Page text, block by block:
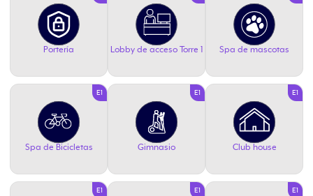
Portería Lobby de acceso Torre 1 Spa de mascotas
E1
Spa de Bicicletas
E1
Gimnasio
E1
Club house
E1 E1 E1